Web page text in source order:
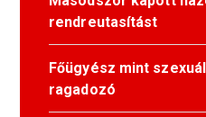
rendreutasítást
Főügyész mint
ragadozó